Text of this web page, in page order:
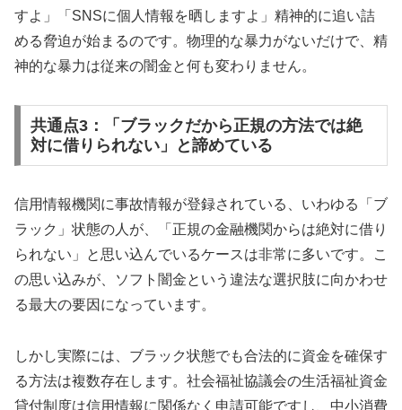
すよ」「SNSに個人情報を晒しますよ」精神的に追い詰
める脅迫が始まるのです。物理的な暴力がないだけで、精
神的な暴力は従来の闇金と何も変わりません。
共通点3：「ブラックだから正規の方法では絶
対に借りられない」と諦めている
信用情報機関に事故情報が登録されている、いわゆる「ブ
ラック」状態の人が、「正規の金融機関からは絶対に借り
られない」と思い込んでいるケースは非常に多いです。こ
の思い込みが、ソフト闇金という違法な選択肢に向かわせ
る最大の要因になっています。
しかし実際には、ブラック状態でも合法的に資金を確保す
る方法は複数存在します。社会福祉協議会の生活福祉資金
貸付制度は信用情報に関係なく申請可能ですし、中小消費